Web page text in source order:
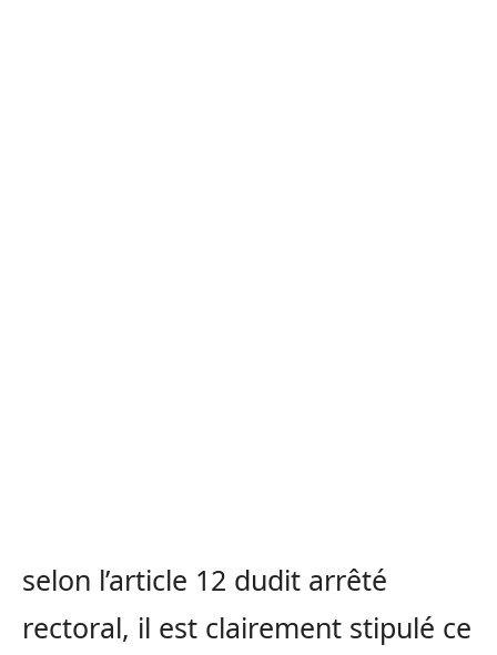
selon l’article 12 dudit arrêté
rectoral, il est clairement stipulé ce